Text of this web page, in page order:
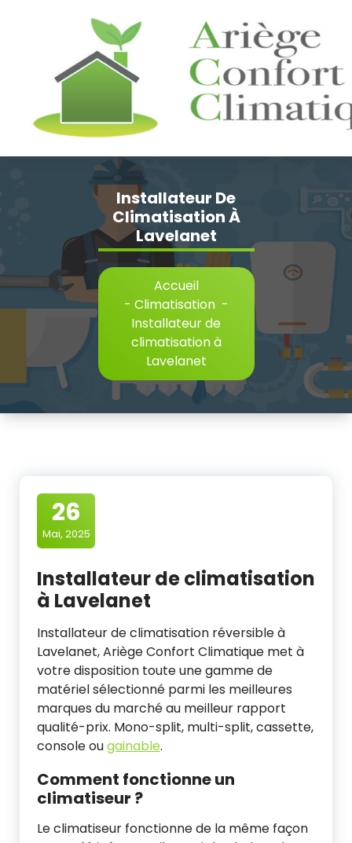
Installateur De
Climatisation À
Lavelanet
Accueil
- Climatisation-
Installateur de
climatisation à
Lavelanet
26
Mai, 2025
Installateur de climatisation
à Lavelanet
Installateur de climatisation réversible à
Lavelanet, Ariège Confort Climatique met à
votre disposition toute une gamme de
matériel sélectionné parmi les meilleures
marques du marché au meilleur rapport
qualité-prix. Mono-split, multi-split, cassette,
console ougainable.
Comment fonctionne un
climatiseur ?
Le climatiseur fonctionne de la même façon